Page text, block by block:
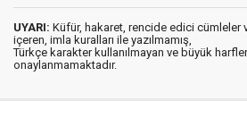
UYARI: Küfür, hakaret, rencide edici cümleler
içeren, imla kuralları ile yazılmamış,
Türkçe karakter kullanılmayan ve büyük
onaylanmamaktadır.